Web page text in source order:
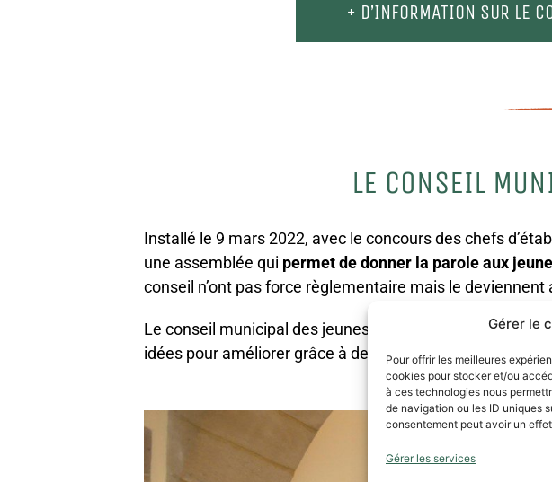
Gérer le
Pour offrir les meilleures
cookies pour stocker et/ou
à ces technologies nous
de navigation ou les ID uniques
consentement peut avoir un
Gérer les services
+ D’INFORMATION SUR LE
LE CONSEIL
Installé le 9 mars 2022, avec le concours des chefs
une assemblée qui permet de donner la parole aux
conseil n’ont pas force règlementaire mais le
Le conseil municipal des jeunes permet d’initier les
idées pour améliorer grâce à des projets le cadre de leur